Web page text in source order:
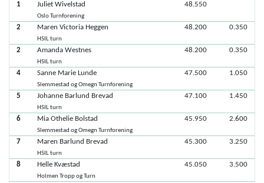
1
Juliet Wivelstad
Oslo Turnforening
48.550
2 Maren Victoria Heggen
HSIL turn
48.200 0.350
2 Amanda Westnes
HSIL turn
48.200 0.350
4 Sanne Marie Lunde
Slemmestad og Omegn Turnforening
47.500 1.050
5 Johanne Barlund Brevad
HSIL turn
47.100 1.450
6 Mia Othelie Bolstad
Slemmestad og Omegn Turnforening
45.950 2.600
7 Maren Barlund Brevad
HSIL turn
45.300 3.250
8 Helle Kvæstad
Holmen Tropp og Turn
45.050 3.500